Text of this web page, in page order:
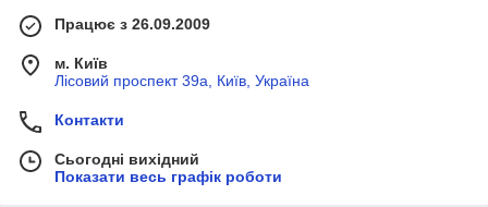
Працює з 26.09.2009
м. Київ
Лісовий проспект 39а, Київ, Україна
Контакти
Сьогодні вихідний
Показати весь графік роботи